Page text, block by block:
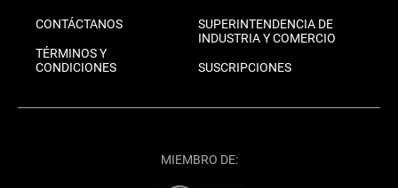
CONTÁCTANOS
TÉRMINOS Y
CONDICIONES
SUPERINTENDENCIA DE
INDUSTRIA Y COMERCIO
SUSCRIPCIONES
MIEMBRO DE: